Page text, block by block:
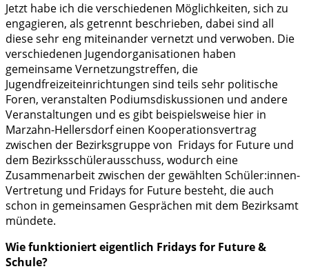
Jetzt habe ich die verschiedenen Möglichkeiten, sich zu
engagieren, als getrennt beschrieben, dabei sind all
diese sehr eng miteinander vernetzt und verwoben. Die
verschiedenen Jugendorganisationen haben
gemeinsame Vernetzungstreffen, die
Jugendfreizeiteinrichtungen sind teils sehr politische
Foren, veranstalten Podiumsdiskussionen und andere
Veranstaltungen und es gibt beispielsweise hier in
Marzahn-Hellersdorf einen Kooperationsvertrag
zwischen der Bezirksgruppe von Fridays for Future und
dem Bezirksschülerausschuss, wodurch eine
Zusammenarbeit zwischen der gewählten Schüler:innen-
Vertretung und Fridays for Future besteht, die auch
schon in gemeinsamen Gesprächen mit dem Bezirksamt
mündete.
Wie funktioniert eigentlich Fridays for Future &
Schule?